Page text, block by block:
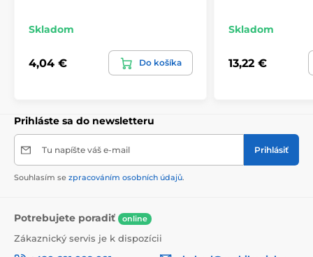
Skladom
4,04 € Do košíka
Skladom
13,22 €
Prihláste sa do newsletteru
Tu napíšte váš e-mail Prihlásiť
Souhlasím se zpracováním osobních údajů.
Potrebujete poradiť online
Zákaznický servis je k dispozícii